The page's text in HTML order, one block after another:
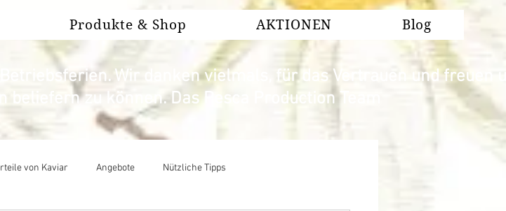
Produkte & Shop AKTIONEN Blog
Wir danken vielmals, für das Vertrauen und freuen
beliefern zu können. Das Pesca Production Team
von Kaviar Angebote Nützliche Tipps